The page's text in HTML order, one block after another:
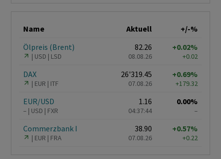
Name Aktuell
+/-%
Ölpreis (Brent)
USD LSD
82.26
08.08.26
+0.02%
+0.02
DAX
EUR ITF
26'319.45
07.08.26
+0.69%
+179.32
EUR/USD
– USD FXR
1.16
04:37:44
0.00%
–
Commerzbank I
EUR FRA
38.90
07.08.26
+0.57%
+0.22